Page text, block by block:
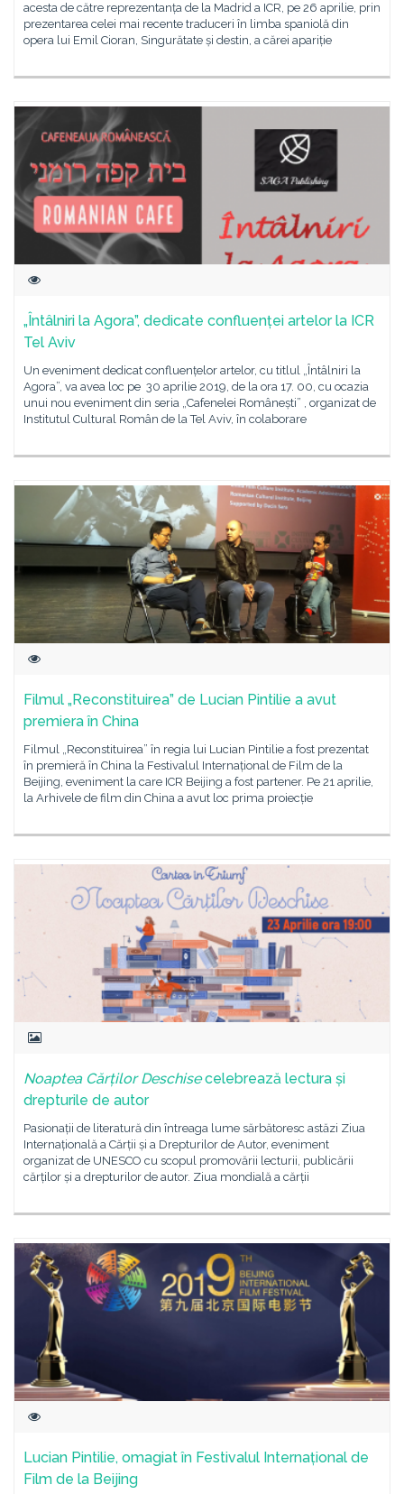
acesta de către reprezentanța de la Madrid a ICR, pe 26 aprilie, prin
prezentarea celei mai recente traduceri în limba spaniolă din
opera lui Emil Cioran, Singurătate și destin, a cărei apariție
„Întâlniri la Agora”, dedicate confluenței artelor la ICR
Tel Aviv
Un eveniment dedicat confluențelor artelor, cu titlul „Întâlniri la
Agora”, va avea loc pe 30 aprilie 2019, de la ora 17. 00, cu ocazia
unui nou eveniment din seria „Cafenelei Românești” , organizat de
Institutul Cultural Român de la Tel Aviv, în colaborare
Filmul „Reconstituirea” de Lucian Pintilie a avut
premiera în China
Filmul „Reconstituirea” în regia lui Lucian Pintilie a fost prezentat
în premieră în China la Festivalul Internațional de Film de la
Beijing, eveniment la care ICR Beijing a fost partener. Pe 21 aprilie,
la Arhivele de film din China a avut loc prima proiecție
Noaptea Cărților Deschisecelebrează lectura și
drepturile de autor
Pasionații de literatură din întreaga lume sărbătoresc astăzi Ziua
Internațională a Cărții și a Drepturilor de Autor, eveniment
organizat de UNESCO cu scopul promovării lecturii, publicării
cărților și a drepturilor de autor. Ziua mondială a cărții
Lucian Pintilie, omagiat în Festivalul Internațional de
Film de la Beijing